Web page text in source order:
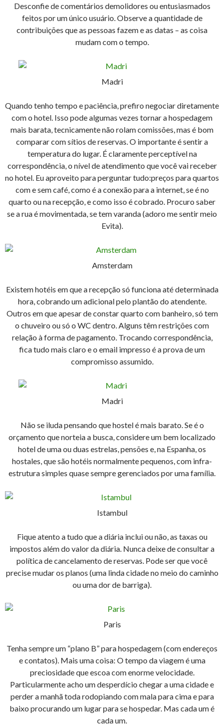
Desconfie de comentários demolidores ou entusiasmados
feitos por um único usuário. Observe a quantidade de
contribuições que as pessoas fazem e as datas – as coisa
mudam com o tempo.
Madri
Quando tenho tempo e paciência, prefiro negociar diretamente
com o hotel. Isso pode algumas vezes tornar a hospedagem
mais barata, tecnicamente não rolam comissões, mas é bom
comparar com sítios de reservas. O importante é sentir a
temperatura do lugar. É claramente perceptível na
correspondência, o nível de atendimento que você vai receber
no hotel. Eu aproveito para perguntar tudo:preços para quartos
com e sem café, como é a conexão para a internet, se é no
quarto ou na recepção, e como isso é cobrado. Procuro saber
se a rua é movimentada, se tem varanda (adoro me sentir meio
Evita).
Amsterdam
Existem hotéis em que a recepção só funciona até determinada
hora, cobrando um adicional pelo plantão do atendente.
Outros em que apesar de constar quarto com banheiro, só tem
o chuveiro ou só o WC dentro. Alguns têm restrições com
relação à forma de pagamento. Trocando correspondência,
fica tudo mais claro e o email impresso é a prova de um
compromisso assumido.
Madri
Não se iluda pensando que hostel é mais barato. Se é o
orçamento que norteia a busca, considere um bem localizado
hotel de uma ou duas estrelas, pensões e, na Espanha, os
hostales, que são hotéis normalmente pequenos, com infra-
estrutura simples quase sempre gerenciados por uma família.
Istambul
Fique atento a tudo que a diária inclui ou não, as taxas ou
impostos além do valor da diária. Nunca deixe de consultar a
política de cancelamento de reservas. Pode ser que você
precise mudar os planos (uma linda cidade no meio do caminho
ou uma dor de barriga).
Paris
Tenha sempre um “plano B” para hospedagem (com endereços
e contatos). Mais uma coisa: O tempo da viagem é uma
preciosidade que escoa com enorme velocidade.
Particularmente acho um desperdício chegar a uma cidade e
perder a manhã toda rodopiando com mala para cima e para
baixo procurando um lugar para se hospedar. Mas cada um é
cada um.